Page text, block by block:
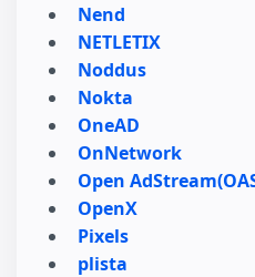
Nend
NETLETIX
Noddus
Nokta
OneAD
OnNetwork
Open
OpenX
Pixels
plista